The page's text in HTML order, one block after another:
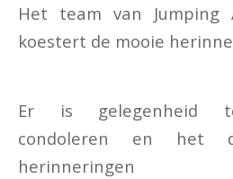
Het team van Jumping
koestert de mooie
Er is gelegenheid
condoleren en het
herinneringen